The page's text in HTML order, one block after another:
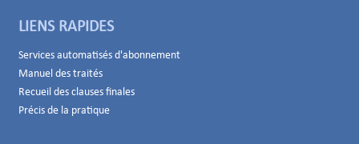
LIENS RAPIDES
Services automatisés d'abonnement
Manuel des traités
Recueil des clauses finales
Précis de la pratique